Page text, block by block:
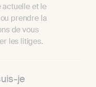
actuelle et le
prendre la
de vous
les litiges.
je